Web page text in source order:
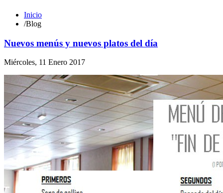
Inicio
/Blog
Nuevos menús y nuevos platos del día
Miércoles, 11 Enero 2017